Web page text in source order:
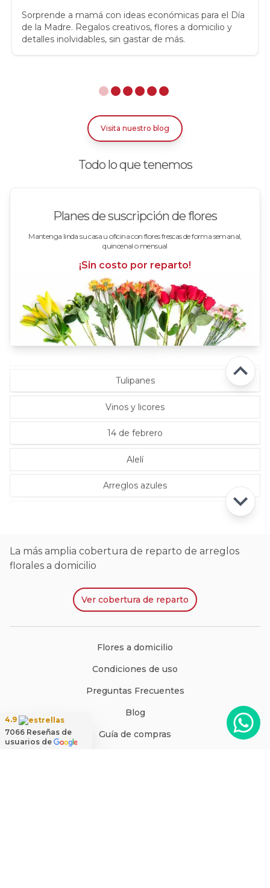
Sorprende a mamá con ideas económicas para el Día
de la Madre. Regalos creativos, flores a domicilio y
detalles inolvidables, sin gastar de más.
Visita nuestro blog
Todo lo que tenemos
Planes de suscripción de flores
Mantenga linda su casa u oficina con flores frescas de forma semanal,
quincenal o mensual
¡Sin costo por reparto!
14 de febrero
Alelí
Arreglos azules
Rosas
Rosas Amarillas
Rosas Azules
Rosas Bicolor Blancas-Rojas
Rosas Blancas
Rosas Damasco
Rosas en floreros
Rosas Fucsia
Rosas Rojas
Rosas Rosadas
Tulipanes
Vinos y licores
La más amplia cobertura de reparto de arreglos
florales a domicilio
Ver cobertura de reparto
Flores a domicilio
Condiciones de uso
Preguntas Frecuentes
Blog
Guía de compras
4.9
7066 Reseñas de
usuarios de